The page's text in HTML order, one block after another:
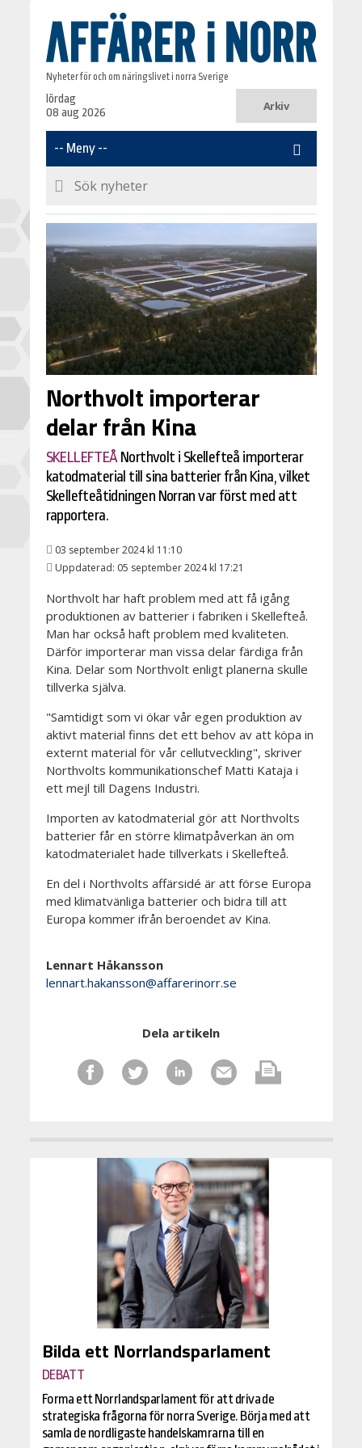
Nyheter för och om näringslivet i norra Sverige
lördag
08 aug 2026
Arkiv
Northvolt importerar
delar från Kina
SKELLEFTEÅ Northvolt i Skellefteå importerar
katodmaterial till sina batterier från Kina, vilket
Skellefteåtidningen Norran var först med att
rapportera.
03 september 2024 kl 11:10
Uppdaterad: 05 september 2024 kl 17:21
Northvolt har haft problem med att få igång
produktionen av batterier i fabriken i Skellefteå.
Man har också haft problem med kvaliteten.
Därför importerar man vissa delar färdiga från
Kina. Delar som Northvolt enligt planerna skulle
tillverka själva.
"Samtidigt som vi ökar vår egen produktion av
aktivt material finns det ett behov av att köpa in
externt material för vår cellutveckling", skriver
Northvolts kommunikationschef Matti Kataja i
ett mejl till Dagens Industri.
Importen av katodmaterial gör att Northvolts
batterier får en större klimatpåverkan än om
katodmaterialet hade tillverkats i Skellefteå.
En del i Northvolts affärsidé är att förse Europa
med klimatvänliga batterier och bidra till att
Europa kommer ifrån beroendet av Kina.
Lennart Håkansson
lennart.hakansson@affarerinorr.se
Dela artikeln
Bilda ett Norrlandsparlament
DEBATT
Forma ett Norrlandsparlament för att driva de
strategiska frågorna för norra Sverige. Börja med att
samla de nordligaste handelskamrarna till en